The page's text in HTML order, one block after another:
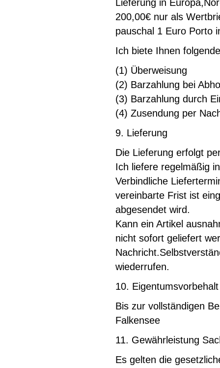
Lieferung in
200,00€ nur als
pauschal 1 Euro Porto
Ich biete Ihnen
(1) Überweisung
(2) Barzahlung bei
(3) Barzahlung durch
(4) Zusendung per
9. Lieferung
Die Lieferung erfolgt
Ich liefere regelmäßig
Verbindliche
vereinbarte Frist ist
abgesendet wird.
Kann ein Artikel
nicht sofort geliefert
wiederrufen.
10. Eigentumsvorbehalt
Bis zur vollständigen
Falkensee
11. Gewährleistung
Es gelten die